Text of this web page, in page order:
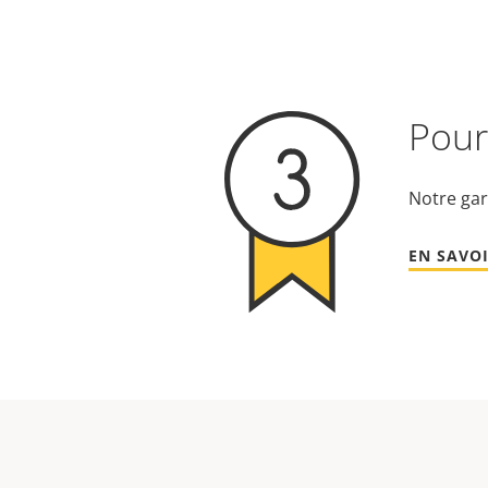
Notre
EN